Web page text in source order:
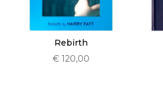
Rebirth
€ 120,00